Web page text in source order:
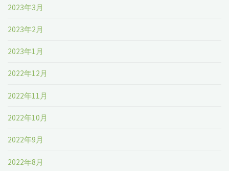
2023年3月
2023年2月
2023年1月
2022年12月
2022年11月
2022年10月
2022年9月
2022年8月